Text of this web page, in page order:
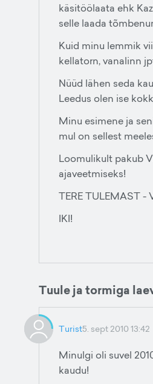
käsitöölaata ehk
selle laada
Kuid minu lemmik
kellatorn, vanalinn
Nüüd lähen seda
Leedus olen ise
Minu esimene ja
mul on sellest
Loomulikult pakub
ajaveetmiseks!
TERE TULEMAST -
IKI!
Tuule ja tormiga
Turist5. sept 2010 13:42
Minulgi oli suvel
kaudu!